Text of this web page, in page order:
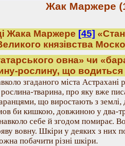
Жак Маржере
Жака Маржере [45]
князівства
овна» чи
рослину, що водиться
згаданого міста Астрахані
тварина, про яку вже
що виростають з землі,
би кишкою, довжиною у два-
навколо себе й згодом помирає.
вовну. Шкіри у деяких з них
побачити різні шкіри.